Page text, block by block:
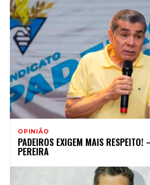
OPINIÃO
PADEIROS EXIGEM MAIS RESPEITO!
PEREIRA